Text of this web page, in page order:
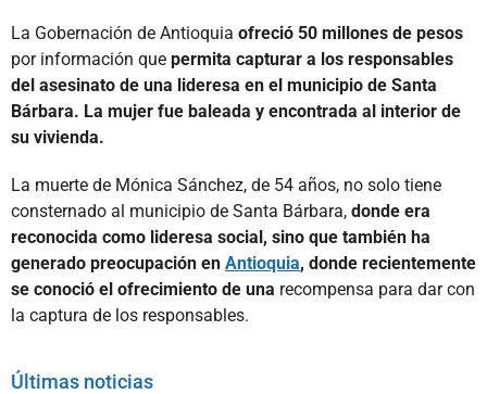
La Gobernación de Antioquia ofreció 50 millones de pesos
por información que permita capturar a los responsables
del asesinato de una lideresa en el municipio de Santa
Bárbara. La mujer fue baleada y encontrada al interior de
su vivienda.
La muerte de Mónica Sánchez, de 54 años, no solo tiene
consternado al municipio de Santa Bárbara, donde era
reconocida como lideresa social, sino que también ha
generado preocupación en Antioquia, donde recientemente
se conoció el ofrecimiento de una recompensa para dar con
la captura de los responsables.
Últimas noticias